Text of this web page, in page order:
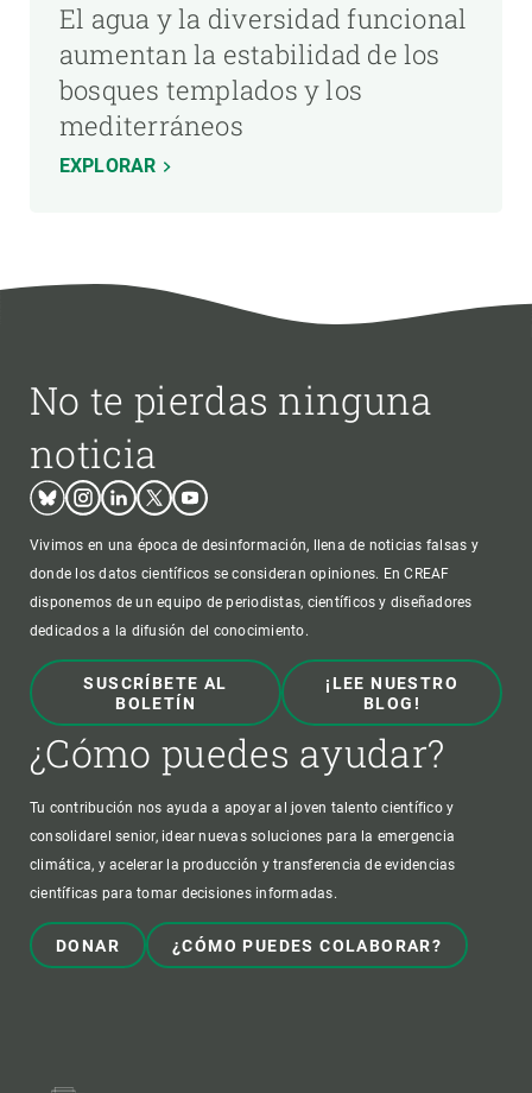
El agua y la diversidad funcional
aumentan la estabilidad de los
bosques templados y los
mediterráneos
EXPLORAR
No te pierdas ninguna
noticia
BlueskyInstagram
LinkedinTwitterYoutube
Vivimos en una época de desinformación, llena de noticias falsas y
donde los datos científicos se consideran opiniones. En CREAF
disponemos de un equipo de periodistas, científicos y diseñadores
dedicados a la difusión del conocimiento.
SUSCRÍBETE AL
BOLETÍN
¡LEE NUESTRO
BLOG!
¿Cómo puedes ayudar?
Tu contribución nos ayuda a apoyar al joven talento científico y
consolidarel senior, idear nuevas soluciones para la emergencia
climática, y acelerar la producción y transferencia de evidencias
científicas para tomar decisiones informadas.
DONAR ¿CÓMO PUEDES COLABORAR?